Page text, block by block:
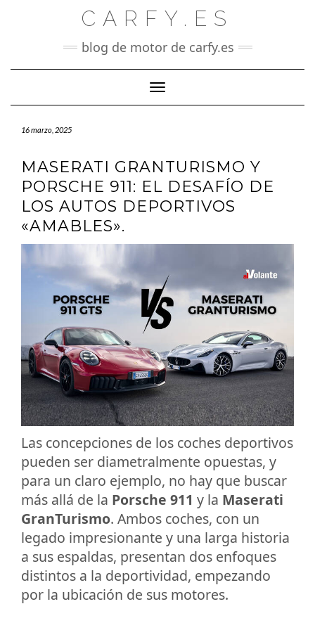
CARFY.ES
blog de motor de carfy.es
Cambiar modo de navegación
16 marzo, 2025
MASERATI GRANTURISMO Y
PORSCHE 911: EL DESAFÍO DE
LOS AUTOS DEPORTIVOS
«AMABLES».
Las concepciones de los coches deportivos
pueden ser diametralmente opuestas, y
para un claro ejemplo, no hay que buscar
más allá de la Porsche 911 y la Maserati
GranTurismo. Ambos coches, con un
legado impresionante y una larga historia
a sus espaldas, presentan dos enfoques
distintos a la deportividad, empezando
por la ubicación de sus motores.